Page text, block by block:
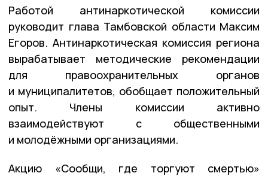
Работой антинаркотической комиссии
руководит глава Тамбовской области Максим
Егоров. Антинаркотическая комиссия региона
вырабатывает методические рекомендации
для правоохранительных органов
и муниципалитетов, обобщает положительный
опыт. Члены комиссии активно
взаимодействуют с общественными
и молодёжными организациями.
Акцию «Сообщи, где торгуют смертью»